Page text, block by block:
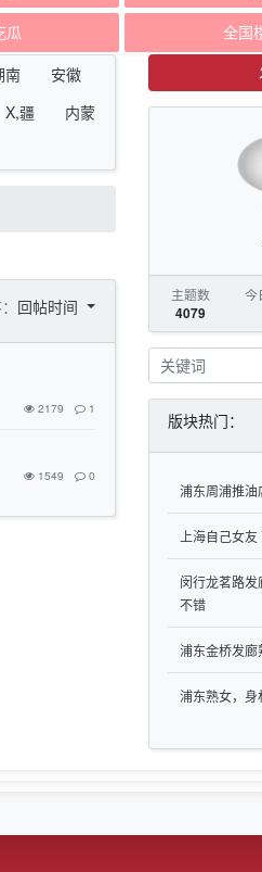
瓜
全国
南
安徽
X,疆
内蒙
回帖时间
2179 1
1549 0
主题数
4079
今
版块热门：
浦东周浦推油
上海自己女
闵行龙茗路
不错
浦东金桥发廊
浦东熟女，身